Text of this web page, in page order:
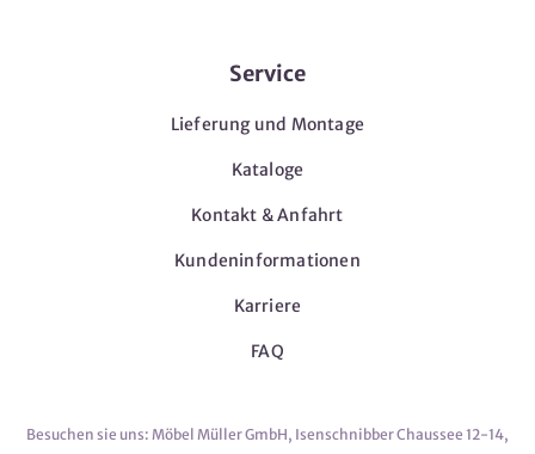
Service
Lieferung und Montage
Kataloge
Kontakt & Anfahrt
Kundeninformationen
Karriere
FAQ
Besuchen sie uns: Möbel Müller GmbH, Isenschnibber Chaussee 12-14,